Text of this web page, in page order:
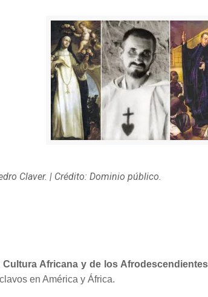
Claver. | Crédito: Dominio público.
Africana y de los
en América y África.